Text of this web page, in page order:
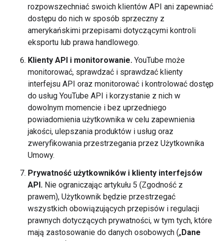
rozpowszechniać swoich klientów API ani zapewniać
dostępu do nich w sposób sprzeczny z
amerykańskimi przepisami dotyczącymi kontroli
eksportu lub prawa handlowego.
Klienty API i monitorowanie. YouTube może
monitorować, sprawdzać i sprawdzać klienty
interfejsu API oraz monitorować i kontrolować dostęp
do usług YouTube API i korzystanie z nich w
dowolnym momencie i bez uprzedniego
powiadomienia użytkownika w celu zapewnienia
jakości, ulepszania produktów i usług oraz
zweryfikowania przestrzegania przez Użytkownika
Umowy.
Prywatność użytkowników i klienty interfejsów
API. Nie ograniczając artykułu 5 (Zgodność z
prawem), Użytkownik będzie przestrzegać
wszystkich obowiązujących przepisów i regulacji
prawnych dotyczących prywatności, w tym tych, które
mają zastosowanie do danych osobowych („Dane